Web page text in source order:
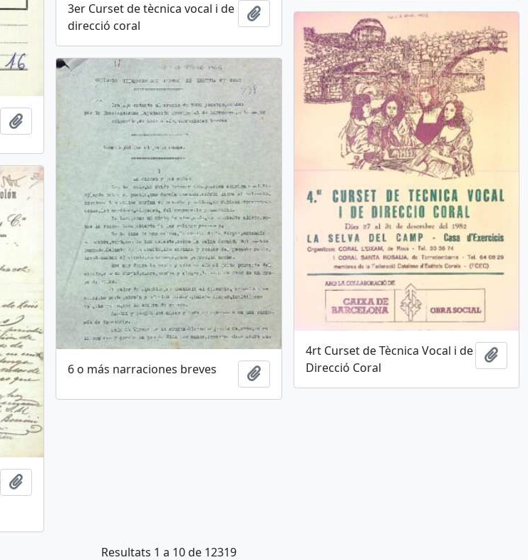
Afegir al portapapers
3er Curset de tècnica vocal i de
direcció coral
Afegir al portapapers
4rt Curset de Tècnica Vocal i de
Direcció Coral
6 o más narraciones breves
Afegir al portapapers
Afegir al portapapers
Resultats 1 a 10 de 12319